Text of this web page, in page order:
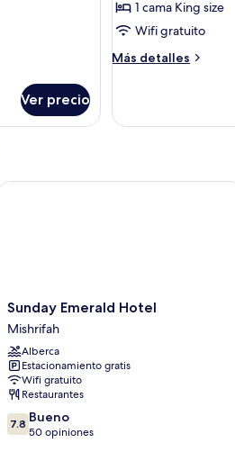
Ver precio
fotos
de
Standard
1 cama King size
Wifi gratuito
Más detalles
Más
King
Nuzha
Sunday
Emerald
Hotel
Mishrifah
Sunday Emerald Hotel
Mishrifah
Alberca
Estacionamiento gratis
Wifi gratuito
Restaurantes
7.8
de
7.8 Bueno
50 opiniones
Emerald Hotel